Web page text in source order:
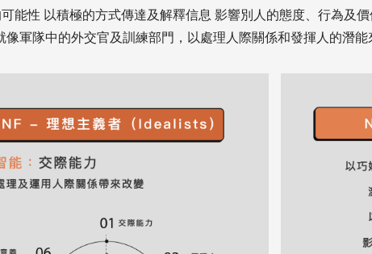
可能性 以積極的方式傳達及解釋信息 影響別人的態度、行為及
像軍隊中的外交官及訓練部門，以處理人際關係和發揮人的潛